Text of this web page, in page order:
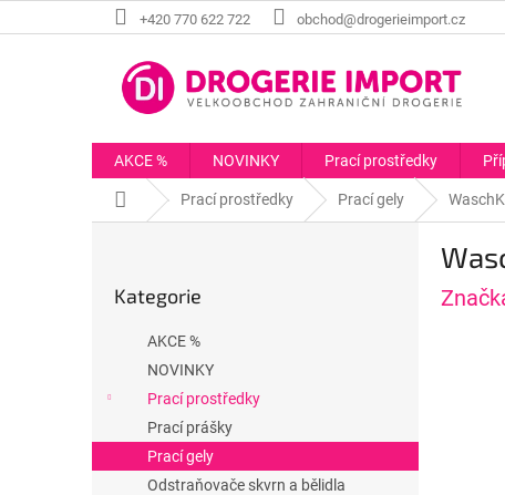
na
+420 770 622 722 obchod@drogerieimport.cz
AKCE % NOVINKY Prací prostředky
Domů Prací prostředky Prací gely
a
kategorie
Kategorie
AKCE %
NOVINKY
Prací prostředky
Prací prášky
Prací gely
Odstraňovače skvrn a bělidla